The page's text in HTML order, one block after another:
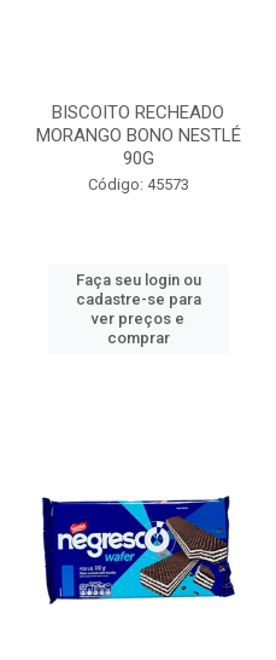
BISCOITO RECHEADO
MORANGO BONO NESTLÉ
90G
Código: 45573
Faça seu login ou
cadastre-se para
ver preços e
comprar